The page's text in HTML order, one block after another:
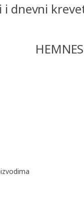
i dnevni